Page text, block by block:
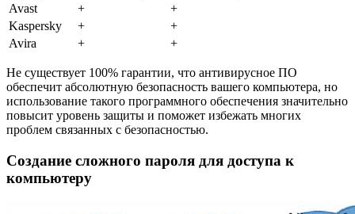
Avast
+
+
Kaspersky
+
+
Avira
+ +
Не существует 100% гарантии, что антивирусное ПО
обеспечит абсолютную безопасность вашего компьютера, но
использование такого программного обеспечения значительно
повысит уровень защиты и поможет избежать многих
проблем связанных с безопасностью.
Создание сложного пароля для доступа к
компьютеру